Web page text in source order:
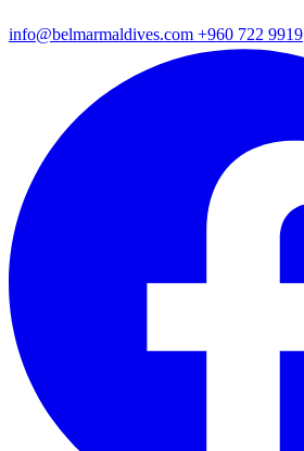
info@belmarmaldives.com +960 722 9919